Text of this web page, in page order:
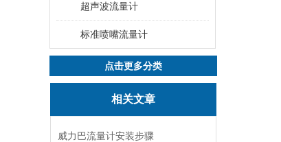
超声波流量计
标准喷嘴流量计
点击更多分类
相关文章
威力巴流量计安装步骤